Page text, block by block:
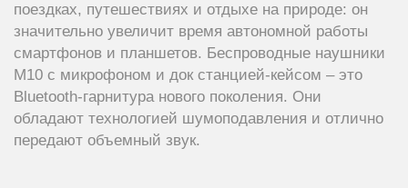
поездках, путешествиях и отдыхе на природе: он
значительно увеличит время автономной работы
смартфонов и планшетов. Беспроводные наушники
M10 с микрофоном и док станцией-кейсом – это
Bluetooth-гарнитура нового поколения. Они
обладают технологией шумоподавления и отлично
передают объемный звук.